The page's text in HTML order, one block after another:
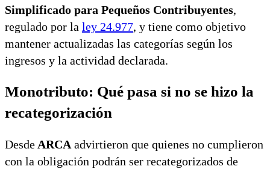
Simplificado para Pequeños Contribuyentes,
regulado por la ley 24.977, y tiene como objetivo
mantener actualizadas las categorías según los
ingresos y la actividad declarada.
Monotributo: Qué pasa si no se hizo la
recategorización
Desde ARCA advirtieron que quienes no cumplieron
con la obligación podrán ser recategorizados de